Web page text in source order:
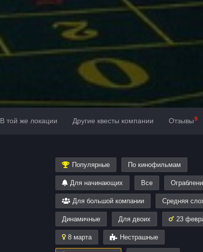
В той же локации Другие квесты компании Отзывы9
Популярные По кинофильмам
Для начинающих Все
Для большой компании Средняя
Динамичные Для двоих 23
8 марта Нестрашные